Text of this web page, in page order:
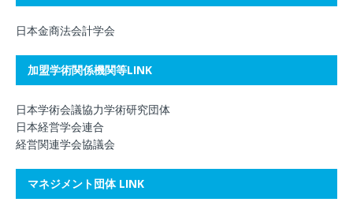
日本金商法会計学会
加盟学術関係機関等LINK
日本学術会議協力学術研究団体
日本経営学会連合
経営関連学会協議会
マネジメント団体 LINK